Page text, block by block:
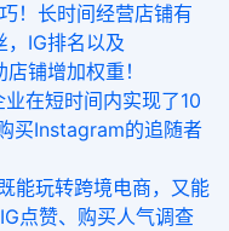
！长时间经营店铺有
IG排名以及
铺增加权重！
在短时间内实现了10
买Instagram的追随者
能玩转跨境电商，又能
点赞、购买人气调查